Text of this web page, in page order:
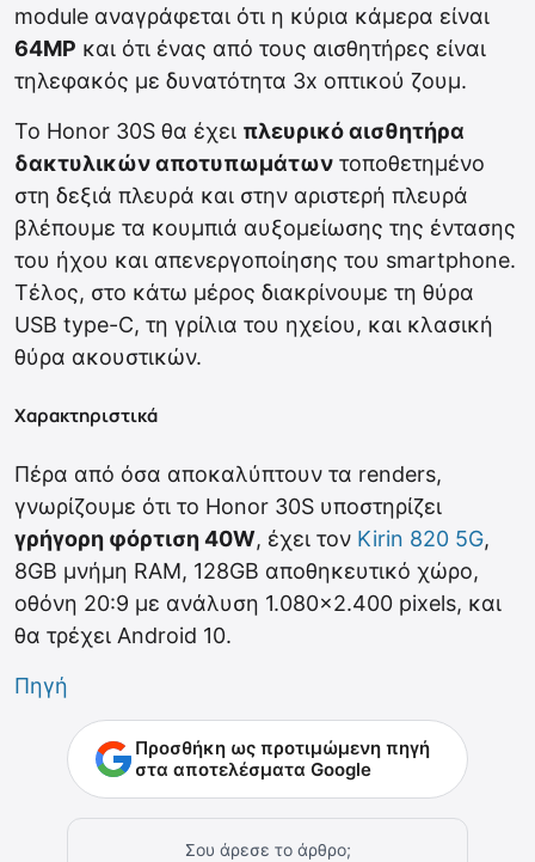
module αναγράφεται ότι η κύρια κάμερα είναι
64MP και ότι ένας από τους αισθητήρες είναι
τηλεφακός με δυνατότητα 3x οπτικού ζουμ.
Το Honor 30S θα έχει πλευρικό αισθητήρα
δακτυλικών αποτυπωμάτων τοποθετημένο
στη δεξιά πλευρά και στην αριστερή πλευρά
βλέπουμε τα κουμπιά αυξομείωσης της έντασης
του ήχου και απενεργοποίησης του smartphone.
Τέλος, στο κάτω μέρος διακρίνουμε τη θύρα
USB type-C, τη γρίλια του ηχείου, και κλασική
θύρα ακουστικών.
Χαρακτηριστικά
Πέρα από όσα αποκαλύπτουν τα renders,
γνωρίζουμε ότι το Honor 30S υποστηρίζει
γρήγορη φόρτιση 40W, έχει τον Kirin 820 5G,
8GB μνήμη RAM, 128GB αποθηκευτικό χώρο,
οθόνη 20:9 με ανάλυση 1.080×2.400 pixels, και
θα τρέχει Android 10.
Πηγή
Προσθήκη ως προτιμώμενη πηγή
στα αποτελέσματα Google
Σου άρεσε το άρθρο;